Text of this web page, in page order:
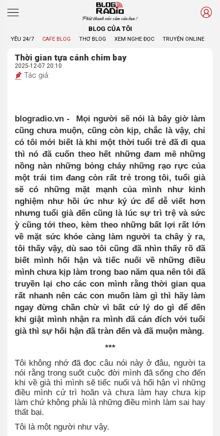
Phát thanh xúc cảm của bạn !
BLOG CỦA TÔI
YÊU 24/7 CAFE BLOG THƠ BLOG XEM NGHE ĐỌC TRUYỆN ONLINE
Thời gian tựa cánh chim bay
2025-12-07 20:10
Tác giả:
blogradio.vn -
Mọi người sẽ nói là bây giờ làm
cũng chưa muộn, cũng còn kịp, chắc là vậy, chỉ
có tôi mới biết là khi một thời tuổi trẻ đã đi qua
thì nó đã cuốn theo hết những đam mê những
nồng nàn những bỏng cháy những rạo rực của
một trái tim đang còn rất trẻ trong tôi, tuổi già
sẽ có những mặt mạnh của mình như kinh
nghiệm như hồi ức như ký ức để dễ viết hơn
nhưng tuổi già đến cũng là lúc sự trì trệ và sức
ỳ cũng tới theo, kèm theo những bất lợi rất lớn
về mặt sức khỏe càng làm người ta chây ỳ ra,
tôi thấy vậy, dù sao tôi cũng đã nhìn thấy rõ đã
biết mình hối hận và tiếc nuối về những điều
mình chưa kịp làm trong bao năm qua nên tôi đã
truyền lại cho các con mình rằng thời gian qua
rất nhanh nên các con muốn làm gì thì hãy làm
ngay đừng chần chừ vì bất cứ lý do gì để đến
khi giật mình nhận ra mình đã cán đích với tuổi
già thì sự hối hận đã tràn đến và đã muộn màng.
***
Tôi không nhớ đã đọc câu nói này ở đâu, người ta
nói rằng trong suốt cuộc đời mình đã sống cho đến
khi về già thì mình sẽ tiếc nuối và hối hận vì những
điều mình cứ trì hoãn và chưa làm hay chưa kịp
làm chứ không phải là những điều mình làm sai hay
thất bại.
Tôi là một người như vậy.